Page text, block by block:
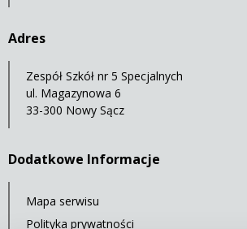
Adres
Zespół Szkół nr 5 Specjalnych
ul. Magazynowa 6
33-300 Nowy Sącz
Dodatkowe Informacje
Mapa serwisu
Polityka prywatności